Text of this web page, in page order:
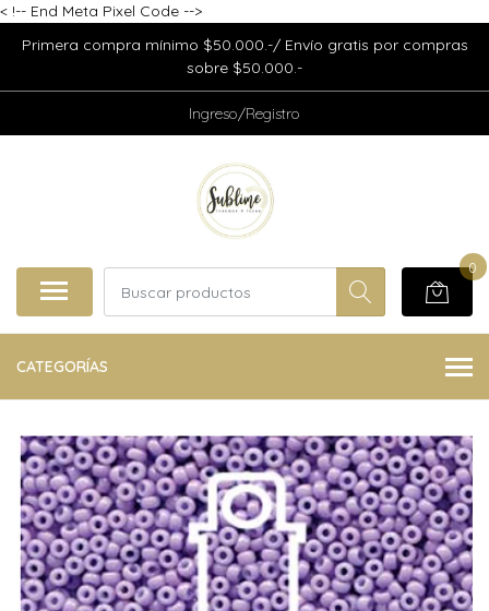
< !-- End Meta Pixel Code -->
Primera compra mínimo $50.000.-/ Envío gratis por compras
sobre $50.000.-
Ingreso/Registro
0
CATEGORÍAS